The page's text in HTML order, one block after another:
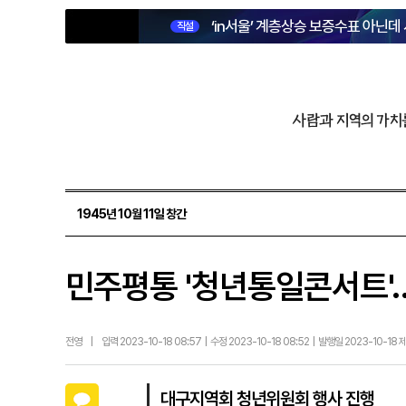
직설 ‘in서울’ 계층상승 보증수표 아닌
사람과 지역의 가
1945년 10월 11일 창간
민주평통 '청년통일콘서트
전영 입력 2023-10-18 08:57 | 수정 2023-10-18 08:52 | 발행일 2023-10-18
대구지역회 청년위원회 행사 진행